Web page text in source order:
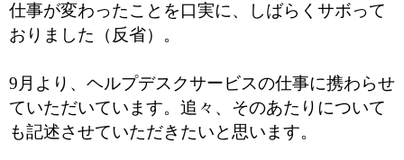
仕事が変わったことを口実に、しばらくサボって
おりました（反省）。
9月より、ヘルプデスクサービスの仕事に携わらせ
ていただいています。追々、そのあたりについて
も記述させていただきたいと思います。